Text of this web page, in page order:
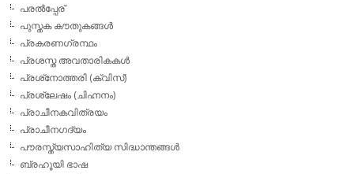
പരല്‍പ്പേര്
പുസ്തക കൗതുകങ്ങള്‍
പ്രകരണഗ്രന്ഥം
പ്രശസ്ത അവതാരികകള്‍
പ്രശ്‌നോത്തരി (ക്വിസ്)
പ്രശ്ലേഷം (ചിഹ്നനം)
പ്രാചീനകവിത്രയം
പ്രാചീനഗദ്യം
പൗരസ്ത്യസാഹിത്യ സിദ്ധാന്തങ്ങള്‍
ബ്രഹൂയി ഭാഷ